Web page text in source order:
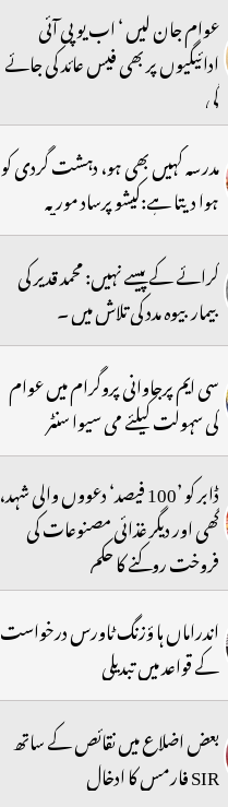
عوام جان لیں ‘ اب یو پی آئی
ادائیگیوں پر بھی فیس عائد کی جائے
گی
مدرسہ کہیں بھی ہو، دہشت گردی کو
ہوا دیتا ہے:کیشو پرساد موریہ
کرائے کے پیسے نہیں: محمد قدیر کی
بیمار بیوہ مدد کی تلاش میں ۔
سی ایم پرجاوانی پروگرام میں عوام
کی سہولت کیلئے می سیوا سنٹر
ڈابر کو ’100 فیصد‘ دعووں والی شہد،
گھی اور دیگر غذائی مصنوعات کی
فروخت روکنے کا حکم
اندراماں ہا ؤزنگ ٹاورس درخواست
کے قواعد میں تبدیلی
بعض اضلاع میں نقائص کے ساتھ
SIR فارمس کا ادخال